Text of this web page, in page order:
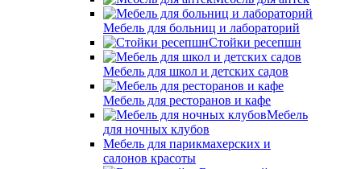
Мебель для больниц и лабораторий
Стойки ресепшн
Мебель для школ и детских садов
Мебель для ресторанов и кафе
Мебель
для ночных клубов
Мебель для парикмахерских и
салонов красоты